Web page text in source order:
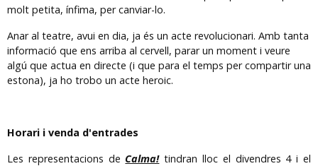
molt petita, ínfima, per canviar-lo.
Anar al teatre, avui en dia, ja és un acte revolucionari. Amb tanta
informació que ens arriba al cervell, parar un moment i veure
algú que actua en directe (i que para el temps per compartir una
estona), ja ho trobo un acte heroic.
Horari i venda d'entrades
Les representacions deCalma!tindran lloc el divendres 4 i el